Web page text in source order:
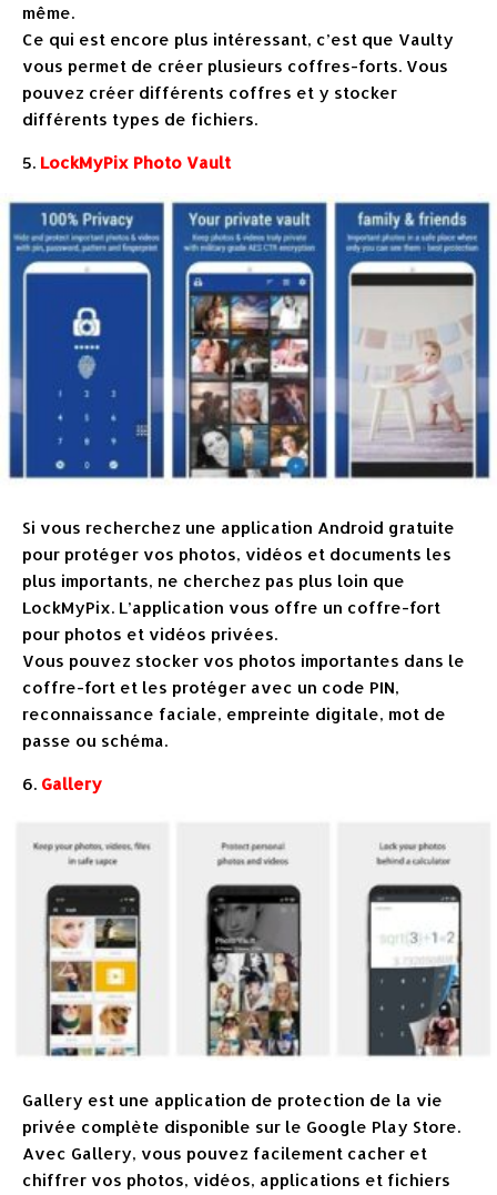
même.
Ce qui est encore plus intéressant, c’est que Vaulty
vous permet de créer plusieurs coffres-forts. Vous
pouvez créer différents coffres et y stocker
différents types de fichiers.
5. LockMyPix Photo Vault
Si vous recherchez une application Android gratuite
pour protéger vos photos, vidéos et documents les
plus importants, ne cherchez pas plus loin que
LockMyPix. L’application vous offre un coffre-fort
pour photos et vidéos privées.
Vous pouvez stocker vos photos importantes dans le
coffre-fort et les protéger avec un code PIN,
reconnaissance faciale, empreinte digitale, mot de
passe ou schéma.
6. Gallery
Gallery est une application de protection de la vie
privée complète disponible sur le Google Play Store.
Avec Gallery, vous pouvez facilement cacher et
chiffrer vos photos, vidéos, applications et fichiers